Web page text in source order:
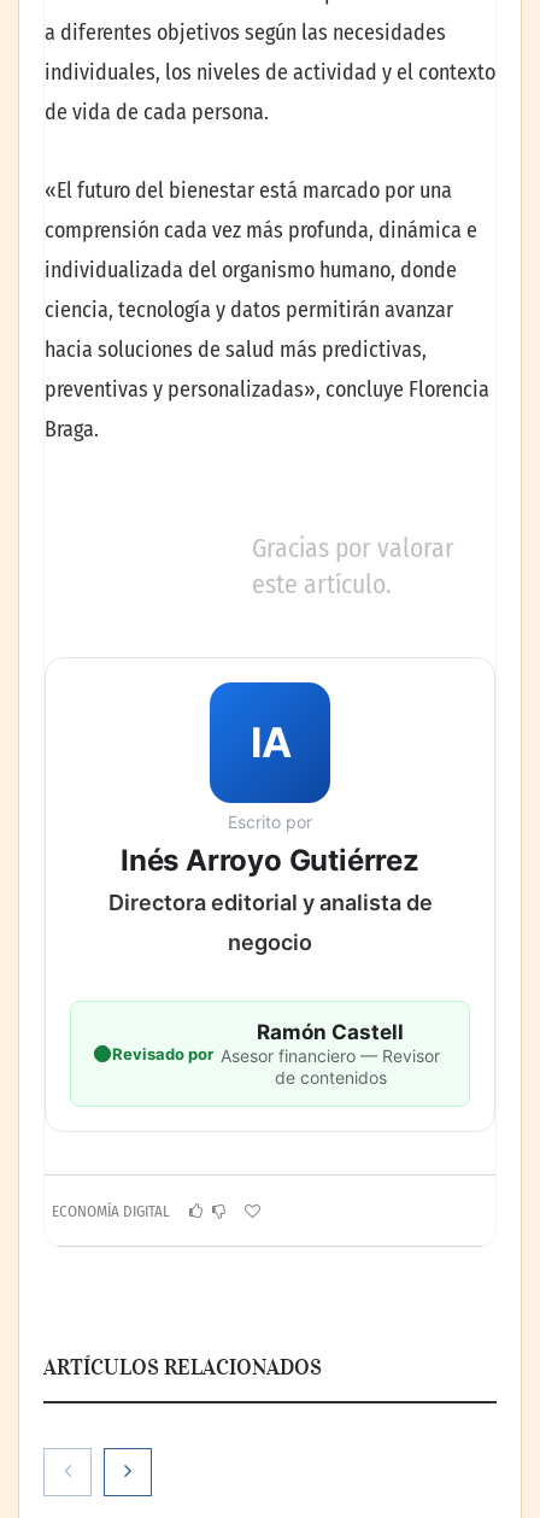
a diferentes objetivos según las necesidades
individuales, los niveles de actividad y el contexto
de vida de cada persona.
«El futuro del bienestar está marcado por una
comprensión cada vez más profunda, dinámica e
individualizada del organismo humano, donde
ciencia, tecnología y datos permitirán avanzar
hacia soluciones de salud más predictivas,
preventivas y personalizadas», concluye Florencia
Braga.
Gracias por valorar
este artículo.
IA
Escrito por
Inés Arroyo Gutiérrez
Directora editorial y analista de
negocio
Revisado por
Ramón Castell
Asesor financiero — Revisor
de contenidos
ECONOMÍA DIGITAL
ARTÍCULOS RELACIONADOS